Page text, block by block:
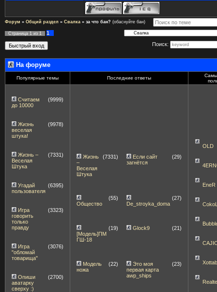
Форум » Общий раздел » Свалка » за что бан? (обаснуйте бан)
Страница 1 из 1
1
Поиск:
На форуме
Популярные темы Последние ответы
Считаем
до 10000
(9999)
Жизнь
веселая
штука!
(9978)
Жизнь –
Веселая
Штука
(7331)
Угадай
пользователя
(6395)
Игра
говорить
только
правду
(3323)
Игра
"обломай
товарища"
(3076)
Опиши
аватарку
сверху :)
(2700)
Жизнь
–
Веселая
Штука
(7331)
Если сайт
загнётся
(29)
Общество
(55)
De_stroyka_doma
(27)
[Модель]ПМ
ГШ-18
(19) Glock9 (21)
Модель
ножа
(22)
Это моя
первая карта
awp_ships
(23)
OLD
EneR